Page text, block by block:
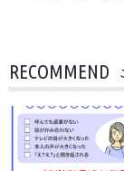
RECOMMEND